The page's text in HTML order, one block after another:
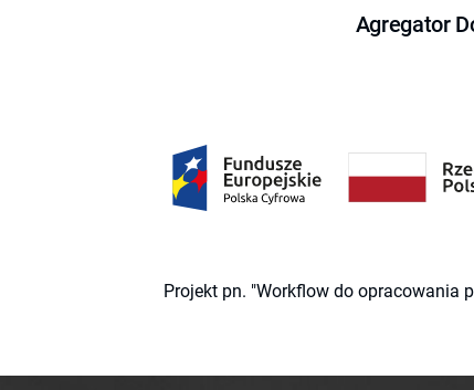
Agregator
Projekt pn. "Workflow do opracowania